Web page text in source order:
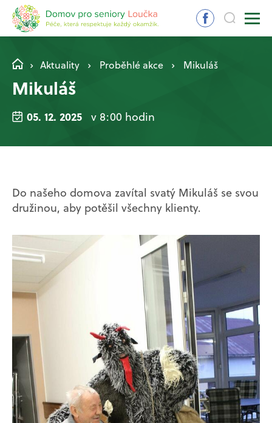
Aktuality Proběhlé akce Mikuláš
Mikuláš
05. 12. 2025 v 8:00 hodin
Do našeho domova zavítal svatý Mikuláš se svou
družinou, aby potěšil všechny klienty.